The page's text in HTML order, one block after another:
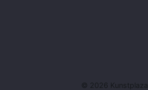
© 2026 Kunstplaza